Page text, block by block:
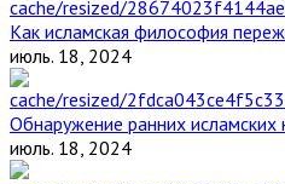
Как исламская философия
июль. 18, 2024
Обнаружение ранних
июль. 18, 2024